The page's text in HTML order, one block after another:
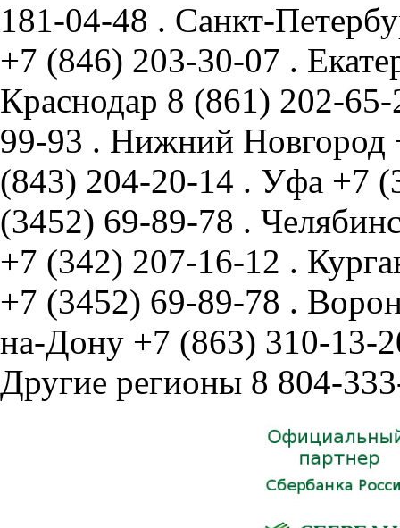
181-04-48 . Санкт-
+7 (846) 203-30-07 .
Краснодар 8 (861) 202-
99-93 . Нижний Новгород
(843) 204-20-14 . Уфа +7
(3452) 69-89-78 .
+7 (342) 207-16-12 .
+7 (3452) 69-89-78 .
на-Дону +7 (863) 310-13-
Другие регионы 8 804-